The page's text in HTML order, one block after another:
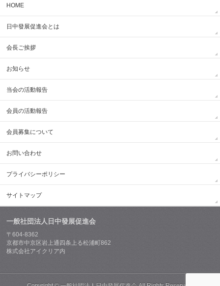
HOME
日中發展促進会とは
会長ご挨拶
お知らせ
当会の活動報告
会員の活動報告
会員募集について
お問い合わせ
プライバシーポリシー
サイトマップ
一般社団法人日中發展促進会
〒604-8362
京都市中京区岩上通四条上る松浦町862
株式会社アイクリア内